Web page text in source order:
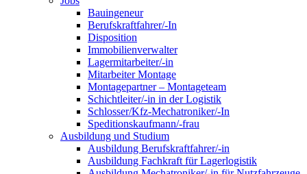
Bauingeneur
Berufskraftfahrer/-In
Disposition
Immobilienverwalter
Lagermitarbeiter/-in
Mitarbeiter Montage
Montagepartner – Montageteam
Schichtleiter/-in in der Logistik
Schlosser/Kfz-Mechatroniker/-In
Speditionskaufmann/-frau
Ausbildung und Studium
Ausbildung Berufskraftfahrer/-in
Ausbildung Fachkraft für Lagerlogistik